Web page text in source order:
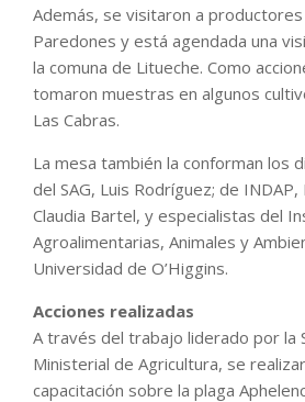
Además, se visitaron a
Paredones y está agendada una
la comuna de Litueche. Como
tomaron muestras en algunos
Las Cabras.
La mesa también la conforman los
del SAG, Luis Rodríguez; de
Claudia Bartel, y especialistas del
Agroalimentarias, Animales y
Universidad de O’Higgins.
Acciones realizadas
A través del trabajo liderado por la
Ministerial de Agricultura, se
capacitación sobre la plaga